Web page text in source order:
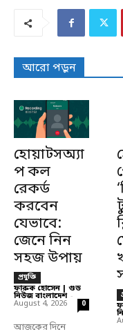
আরো পড়ুন
হোয়াটসঅ্যা
প কল
রেকর্ড
করবেন
যেভাবে:
জেনে নিন
সহজ উপায়
প্রযুক্তি
ফারুক হোসেন | গুড
নিউজ বাংলাদেশ -
August 4, 2026 0
আজকের দিনে